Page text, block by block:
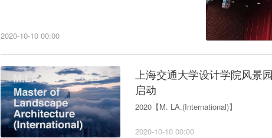
2020-10-10 00:00
上海交通大学设计学院风景
启动
2020【M. LA.(International)】
2020-10-10 00:00